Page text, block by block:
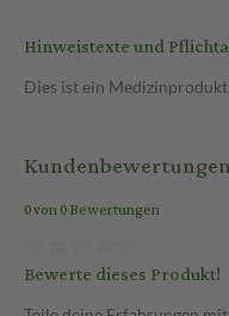
Hinweistexte und
Dies ist ein Medizinprodukt.
0 von 0 Bewertungen
Bewerte dieses Produkt!